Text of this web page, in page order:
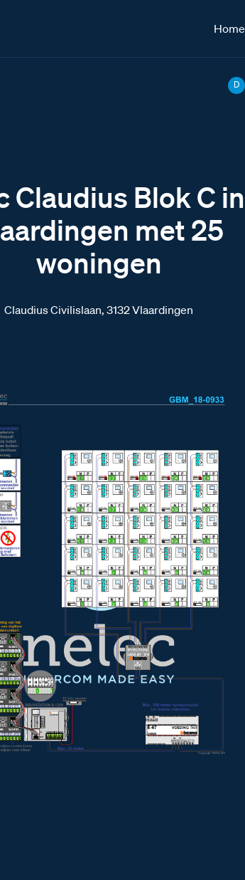
Home
D
Claudius Blok C in
met 25
woningen
Claudius Civilislaan, 3132 Vlaardingen